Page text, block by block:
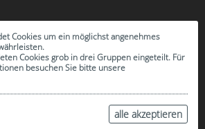
Cookies um ein möglichst angenehmes
Cookies grob in drei Gruppen eingeteilt. Für
besuchen Sie bitte unsere
alle akzeptieren